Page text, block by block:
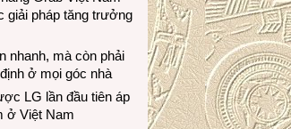
giải pháp tăng trưởng
nhanh, mà còn phải
ở mọi góc nhà
LG lần đầu tiên áp
ở Việt Nam